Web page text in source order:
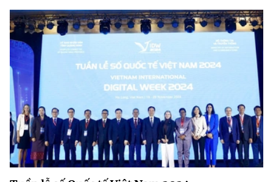
Danh mục
Trang chủ
Giới thiệu
Chức năng nhiệm vụ
Cơ cấu tổ chức
Lịch sử phát triển
Tin tức sự kiện
Khoa học và Công nghệ
Đổi mới sáng tạo
Dịch vụ công
Hệ thống văn bản